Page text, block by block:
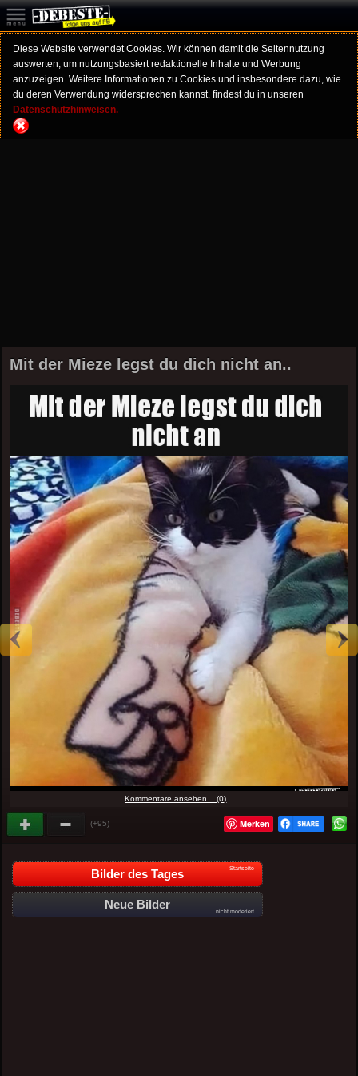
Diese Website verwendet Cookies. Wir können damit die Seitennutzung
auswerten, um nutzungsbasiert redaktionelle Inhalte und Werbung
anzuzeigen. Weitere Informationen zu Cookies und insbesondere dazu, wie
du deren Verwendung widersprechen kannst, findest du in unseren
Datenschutzhinweisen.
Mit der Mieze legst du dich nicht an..
Kommentare ansehen... (0)
(+95) Merken
Bilder des Tages Startseite
Neue Bilder
nicht moderiert